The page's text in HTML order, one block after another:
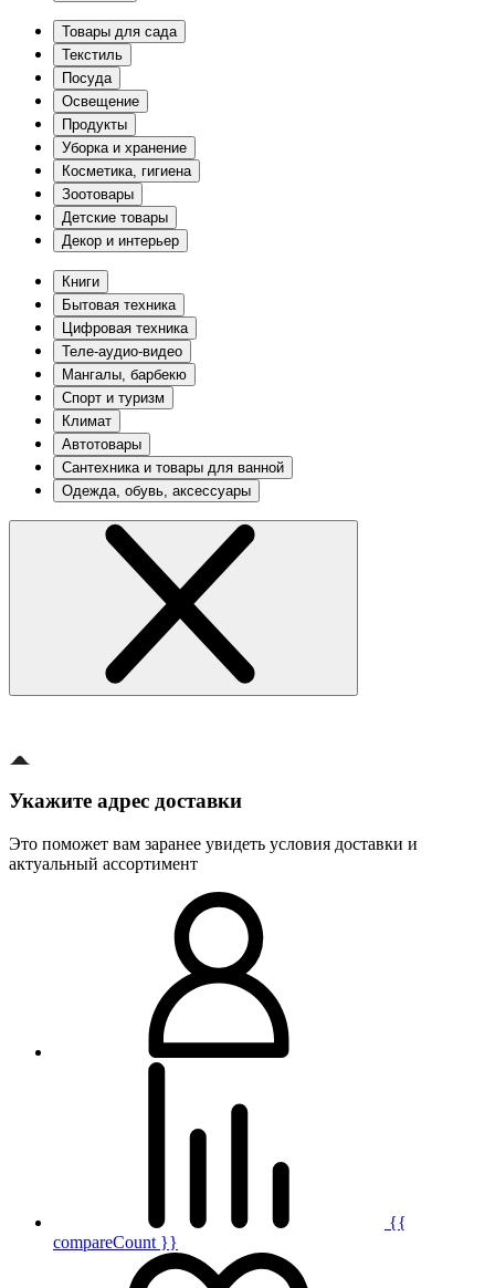
Товары для сада
Текстиль
Посуда
Освещение
Продукты
Уборка и хранение
Косметика, гигиена
Зоотовары
Детские товары
Декор и интерьер
Книги
Бытовая техника
Цифровая техника
Теле-аудио-видео
Мангалы, барбекю
Спорт и туризм
Климат
Автотовары
Сантехника и товары для ванной
Одежда, обувь, аксессуары
Укажите адрес доставки
Это поможет вам заранее увидеть условия доставки и
актуальный ассортимент
{{
compareCount }}